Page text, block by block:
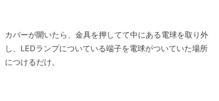
カバーが開いたら、金具を押してて中にある電球を取り外
し、LEDランプについている端子を電球がついていた場所
につけるだけ。